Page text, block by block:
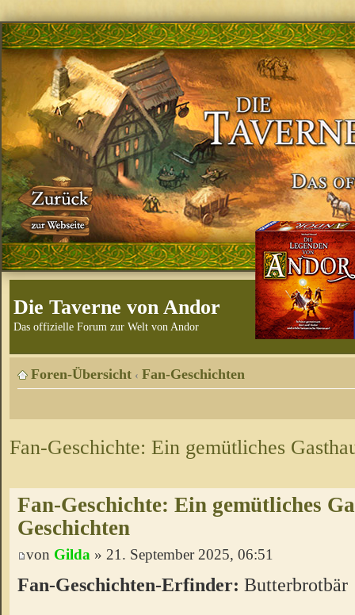
Die Taverne von Andor
Das offizielle Forum zur Welt von Andor
Foren-Übersicht ‹ Fan-Geschichten
Fan-Geschichte: Ein gemütliches
Fan-Geschichte: Ein gemütliches
Geschichten
von Gilda » 21. September 2025, 06:51
Fan-Geschichten-Erfinder: Butterbrotbär